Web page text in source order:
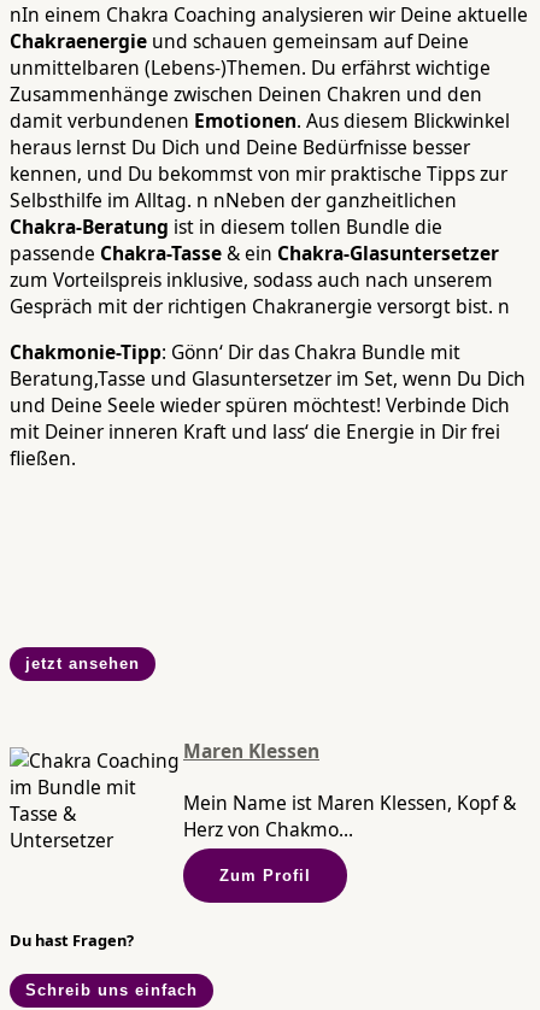
nIn einem Chakra Coaching analysieren wir Deine aktuelle
Chakraenergie und schauen gemeinsam auf Deine
unmittelbaren (Lebens-)Themen. Du erfährst wichtige
Zusammenhänge zwischen Deinen Chakren und den
damit verbundenen Emotionen. Aus diesem Blickwinkel
heraus lernst Du Dich und Deine Bedürfnisse besser
kennen, und Du bekommst von mir praktische Tipps zur
Selbsthilfe im Alltag. n nNeben der ganzheitlichen
Chakra-Beratung ist in diesem tollen Bundle die
passende Chakra-Tasse& ein Chakra-Glasuntersetzer
zum Vorteilspreis inklusive, sodass auch nach unserem
Gespräch mit der richtigen Chakranergie versorgt bist. n
Chakmonie-Tipp: Gönn‘ Dir das Chakra Bundle mit
Beratung,Tasse und Glasuntersetzer im Set, wenn Du Dich
und Deine Seele wieder spüren möchtest! Verbinde Dich
mit Deiner inneren Kraft und lass‘ die Energie in Dir frei
fließen.
jetzt ansehen
Maren Klessen
Mein Name ist Maren Klessen, Kopf &
Herz von Chakmo...
Zum Profil
Du hast Fragen?
Schreib uns einfach